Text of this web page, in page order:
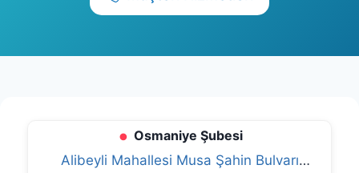
Osmaniye Şubesi
Alibeyli Mahallesi Musa Şahin Bulvarı